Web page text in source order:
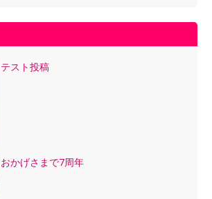
テスト投稿
おかげさまで7周年